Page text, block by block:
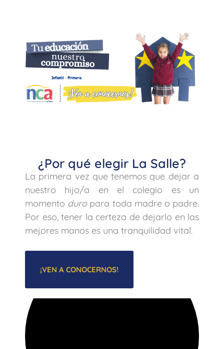
¿Por qué elegir La Salle?
La primera vez que tenemos que dejar a
nuestro hijo/a en el colegio es un
momento duropara toda madre o padre.
Por eso, tener la certeza de dejarlo en las
mejores manos es una tranquilidad vital.
¡VEN A CONOCERNOS!